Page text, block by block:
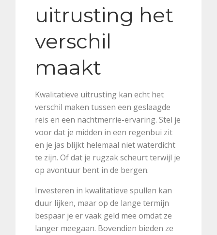
uitrusting het
verschil
maakt
Kwalitatieve uitrusting kan echt het
verschil maken tussen een geslaagde
reis en een nachtmerrie-ervaring. Stel je
voor dat je midden in een regenbui zit
en je jas blijkt helemaal niet waterdicht
te zijn. Of dat je rugzak scheurt terwijl je
op avontuur bent in de bergen.
Investeren in kwalitatieve spullen kan
duur lijken, maar op de lange termijn
bespaar je er vaak geld mee omdat ze
langer meegaan. Bovendien bieden ze